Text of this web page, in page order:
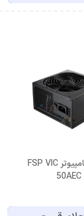
منبع تغذیه کامپیوتر FSP VIC